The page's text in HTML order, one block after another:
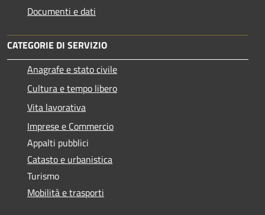
Documenti e dati
CATEGORIE DI SERVIZIO
Anagrafe e stato civile
Cultura e tempo libero
Vita lavorativa
Imprese e Commercio
Appalti pubblici
Catasto e urbanistica
Turismo
Mobilità e trasporti